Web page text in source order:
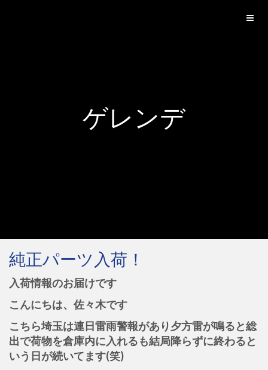
ゲレンデ
純正パーツ入荷！
入荷情報のお届けです
こんにちは、佐々木です
こちら埼玉は連日雷雨警報があり夕方雷が鳴ると総
出で荷物を倉庫内に入れるも結局降らずに終わると
いう日が続いてます(笑)